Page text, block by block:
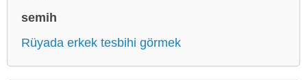
semih
Rüyada erkek tesbihi görmek